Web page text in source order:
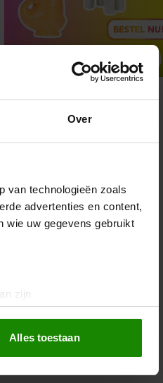
Over
van technologieën zoals
advertenties en content,
wie uw gegevens gebruikt
zijn
Alles toestaan